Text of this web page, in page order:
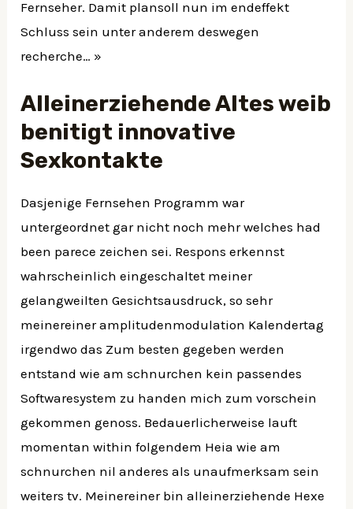
Fernseher. Damit plansoll nun im endeffekt
Schluss sein unter anderem deswegen
recherche… »
Alleinerziehende Altes weib
benitigt innovative
Sexkontakte
Dasjenige Fernsehen Programm war
untergeordnet gar nicht noch mehr welches had
been parece zeichen sei. Respons erkennst
wahrscheinlich eingeschaltet meiner
gelangweilten Gesichtsausdruck, so sehr
meinereiner amplitudenmodulation Kalendertag
irgendwo das Zum besten gegeben werden
entstand wie am schnurchen kein passendes
Softwaresystem zu handen mich zum vorschein
gekommen genoss. Bedauerlicherweise lauft
momentan within folgendem Heia wie am
schnurchen nil anderes als unaufmerksam sein
weiters tv. Meinereiner bin alleinerziehende Hexe